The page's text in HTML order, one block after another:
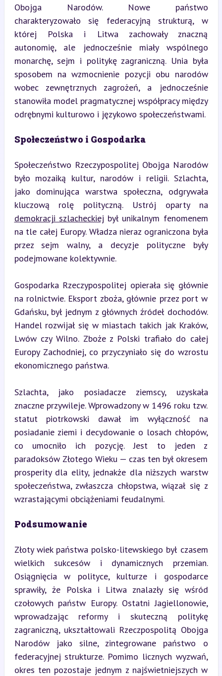
Obojga Narodów. Nowe państwo
charakteryzowało się federacyjną strukturą, w
której Polska i Litwa zachowały znaczną
autonomię, ale jednocześnie miały wspólnego
monarchę, sejm i politykę zagraniczną. Unia była
sposobem na wzmocnienie pozycji obu narodów
wobec zewnętrznych zagrożeń, a jednocześnie
stanowiła model pragmatycznej współpracy między
odrębnymi kulturowo i językowo społeczeństwami.
Społeczeństwo i Gospodarka
Społeczeństwo Rzeczypospolitej Obojga Narodów
było mozaiką kultur, narodów i religii. Szlachta,
jako dominująca warstwa społeczna, odgrywała
kluczową rolę polityczną. Ustrój oparty na
demokracji szlacheckiej był unikalnym fenomenem
na tle całej Europy. Władza nieraz ograniczona była
przez sejm walny, a decyzje polityczne były
podejmowane kolektywnie.
Gospodarka Rzeczypospolitej opierała się głównie
na rolnictwie. Eksport zboża, głównie przez port w
Gdańsku, był jednym z głównych źródeł dochodów.
Handel rozwijał się w miastach takich jak Kraków,
Lwów czy Wilno. Zboże z Polski trafiało do całej
Europy Zachodniej, co przyczyniało się do wzrostu
ekonomicznego państwa.
Szlachta, jako posiadacze ziemscy, uzyskała
znaczne przywileje. Wprowadzony w 1496 roku tzw.
statut piotrkowski dawał im wyłączność na
posiadanie ziemi i decydowanie o losach chłopów,
co umocniło ich pozycję. Jest to jeden z
paradoksów Złotego Wieku — czas ten był okresem
prosperity dla elity, jednakże dla niższych warstw
społeczeństwa, zwłaszcza chłopstwa, wiązał się z
wzrastającymi obciążeniami feudalnymi.
Podsumowanie
Złoty wiek państwa polsko-litewskiego był czasem
wielkich sukcesów i dynamicznych przemian.
Osiągnięcia w polityce, kulturze i gospodarce
sprawiły, że Polska i Litwa znalazły się wśród
czołowych państw Europy. Ostatni Jagiellonowie,
wprowadzając reformy i skuteczną politykę
zagraniczną, ukształtowali Rzeczpospolitą Obojga
Narodów jako silne, zintegrowane państwo o
federacyjnej strukturze. Pomimo licznych wyzwań,
okres ten pozostaje jednym z najświetniejszych w